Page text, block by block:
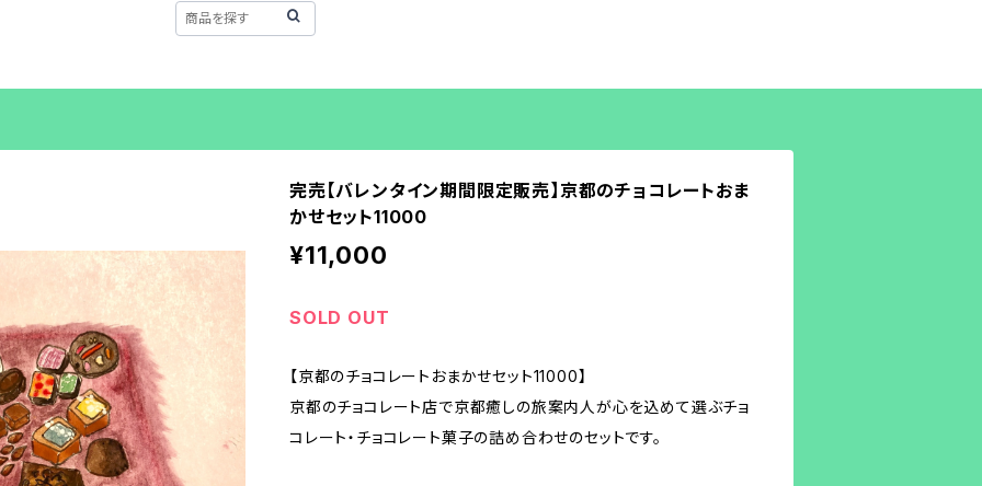
完売【バレンタイン期間限定販売】京都のチョコレートおま
かせセット11000
¥11,000
SOLD OUT
【京都のチョコレートおまかせセット11000】
京都のチョコレート店で京都癒しの旅案内人が心を込めて選ぶチョ
コレート・チョコレート菓子の詰め合わせのセットです。